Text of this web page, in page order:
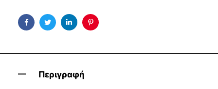
FacebookTwitterLinkedinPinterest
Περιγραφή